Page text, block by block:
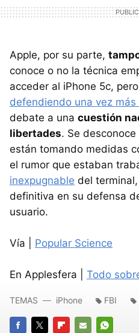
Apple, por su parte,
conoce o no la técnica
acceder al iPhone 5c,
defendiendo una vez más
debate a una cuestión
libertades. Se
están tomando medidas
el rumor que estaban
inexpugnable del
definitiva en su defensa
usuario.
Vía | Popular Science
En Applesfera | Todo
TEMAS iPhone FBI